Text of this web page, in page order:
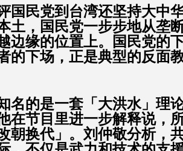
国民党到台湾还坚持大中
土，国民党一步步地从垄
边缘的位置上。国民党的
的下场，正是典型的反面
名的是一套「大洪水」理
在节目里进一步解释说，
朝换代」。刘仲敬分析，